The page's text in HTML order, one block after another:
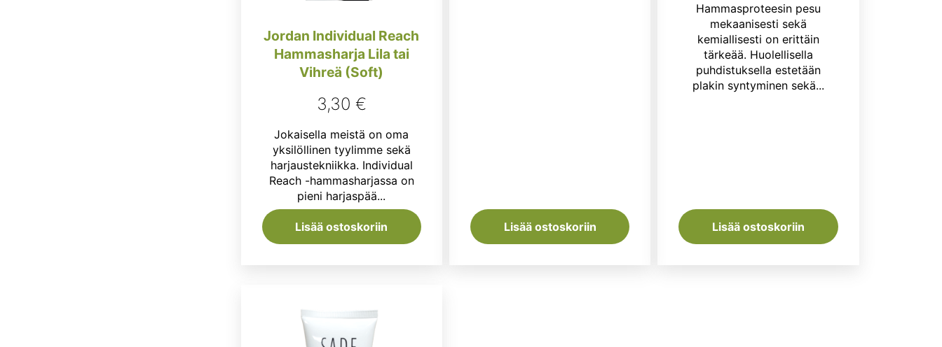
Jordan Individual Reach
Hammasharja Lila tai
Vihreä (Soft)
3,30 €
Jokaisella meistä on oma
yksilöllinen tyylimme sekä
harjaustekniikka. Individual
Reach -hammasharjassa on
pieni harjaspää...
Lisää ostoskoriin Lisää ostoskoriin
Hammasproteesin pesu
mekaanisesti sekä
kemiallisesti on erittäin
tärkeää. Huolellisella
puhdistuksella estetään
plakin syntyminen sekä...
Lisää ostoskoriin